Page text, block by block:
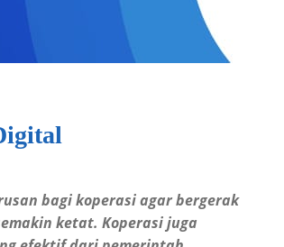
bagi koperasi agar bergerak
ketat. Koperasi juga